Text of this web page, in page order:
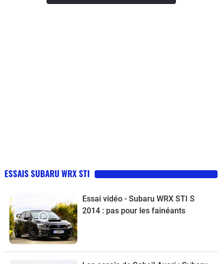
ESSAIS SUBARU WRX STI
Essai vidéo - Subaru WRX STI S
2014 : pas pour les fainéants